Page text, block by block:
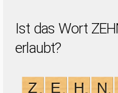
Ist das Wort
erlaubt?